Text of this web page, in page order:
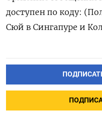
доступен по коду:
Сюй в Сингапуре и